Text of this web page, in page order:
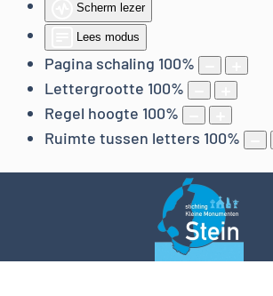
Scherm lezer
Lees modus
Pagina schaling 100%
Lettergrootte 100%
Regel hoogte 100%
Ruimte tussen letters 100%